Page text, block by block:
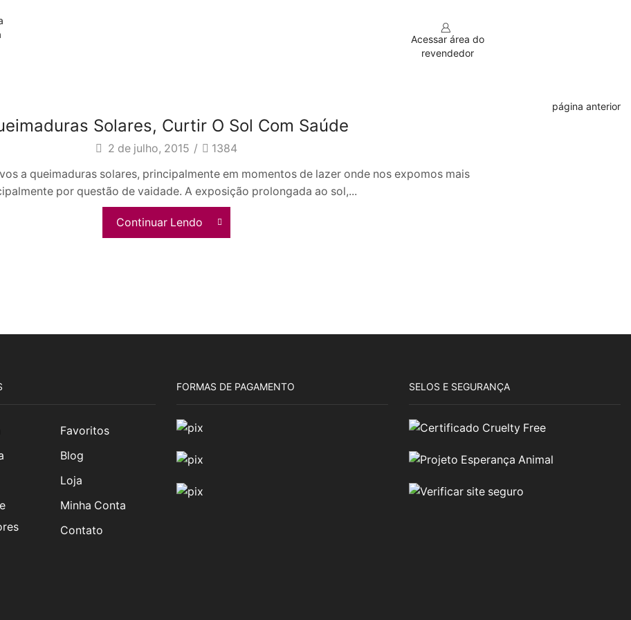
Acessar área do
revendedor
Retornar para página anterior
TAG:BABOSA
Solares, Curtir O Sol Com Saúde
2 de julho, 2015 /
1384
a queimaduras solares, principalmente em momentos de lazer onde nos expomos mais
por questão de vaidade. A exposição prolongada ao sol,...
Continuar Lendo
Favoritos
Blog
Loja
Minha Conta
Contato
FORMAS DE PAGAMENTO SELOS E SEGURANÇA